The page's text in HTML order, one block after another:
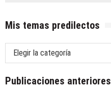
Mis temas predilectos
Mis
temas
Publicaciones anteriores